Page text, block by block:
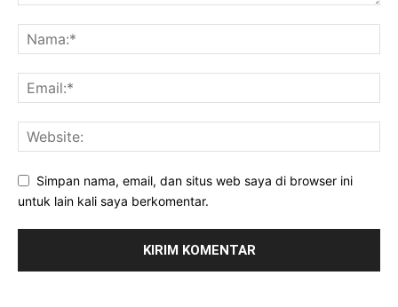
Simpan nama, email, dan situs web saya di browser ini
untuk lain kali saya berkomentar.